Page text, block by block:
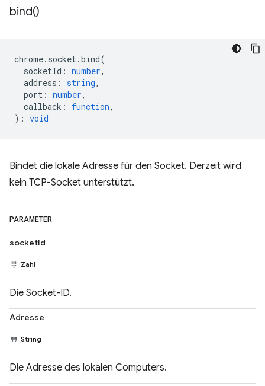
bind()
chrome. socket.bind(
socketId : number,
address : string,
port : number,
callback : function,
) : void
Bindet die lokale Adresse für den Socket. Derzeit wird
kein TCP-Socket unterstützt.
PARAMETER
socketId
Zahl
Die Socket-ID.
Adresse
String
Die Adresse des lokalen Computers.